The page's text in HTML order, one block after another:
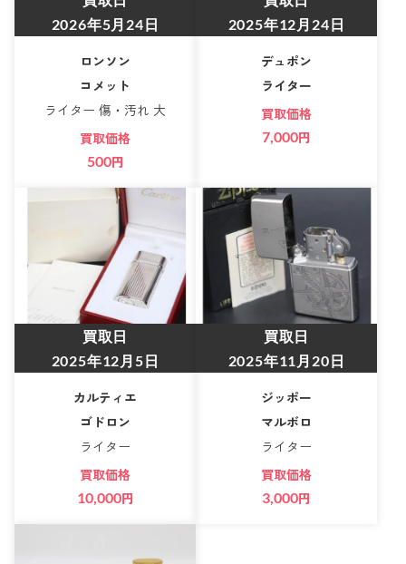
2026年5月24日
ロンソン
コメット
ライター 傷・汚れ 大
買取価格
500円
2025年12月24日
デュポン
ライター
買取価格
7,000円
買取日
2025年12月5日
カルティエ
ゴドロン
ライター
買取価格
10,000円
買取日
2025年11月20日
ジッポー
マルボロ
ライター
買取価格
3,000円